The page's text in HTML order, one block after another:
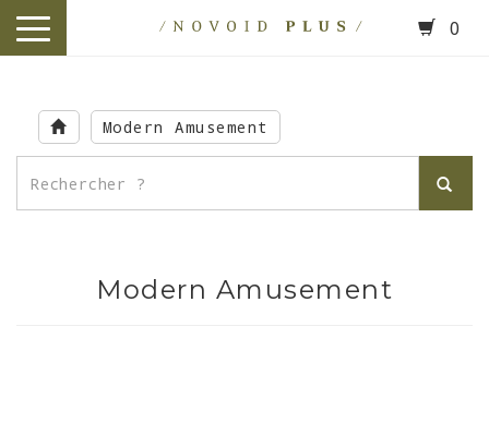
main
content
toggle
0
Modern Amusement
Modern Amusement